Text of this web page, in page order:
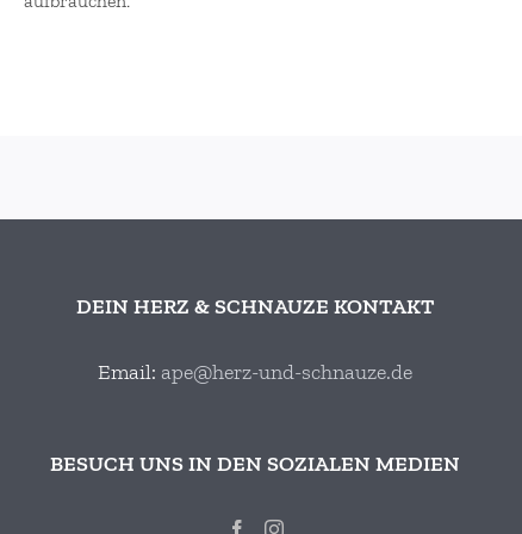
DEIN HERZ & SCHNAUZE KONTAKT
Email: ape@herz-und-schnauze.de
BESUCH UNS IN DEN SOZIALEN MEDIEN